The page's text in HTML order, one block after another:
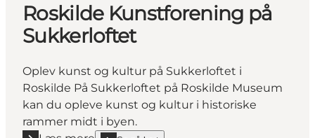
Roskilde Kunstforening på
Sukkerloftet
Oplev kunst og kultur på Sukkerloftet i
Roskilde På Sukkerloftet på Roskilde Museum
kan du opleve kunst og kultur i historiske
rammer midt i byen.